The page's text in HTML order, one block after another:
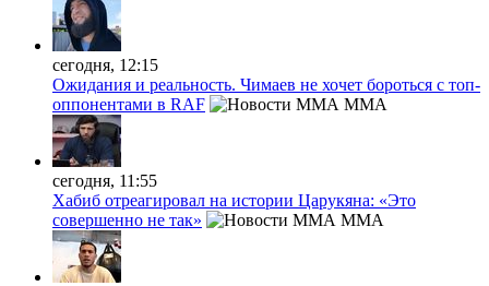
сегодня, 12:15
Ожидания и реальность. Чимаев не хочет бороться с топ-
оппонентами в RAF
MMA
сегодня, 11:55
Хабиб отреагировал на истории Царукяна: «Это
совершенно не так»
MMA